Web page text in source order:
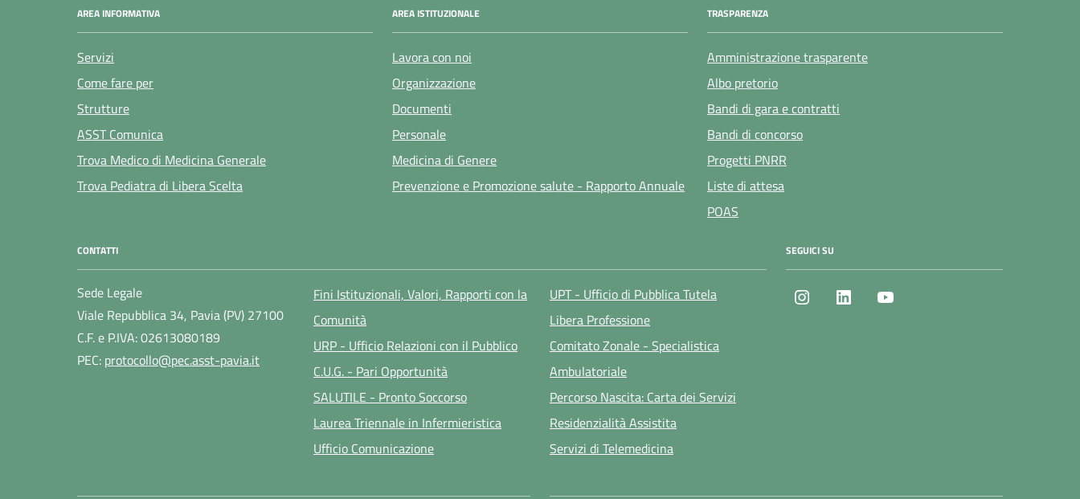
AREA INFORMATIVA
Servizi
Come fare per
Strutture
ASST Comunica
Trova Medico di Medicina Generale
Trova Pediatra di Libera Scelta
AREA ISTITUZIONALE
Lavora con noi
Organizzazione
Documenti
Personale
Medicina di Genere
Prevenzione e Promozione salute - Rapporto Annuale
TRASPARENZA
Amministrazione trasparente
Albo pretorio
Bandi di gara e contratti
Bandi di concorso
Progetti PNRR
Liste di attesa
POAS
CONTATTI
Sede Legale
Viale Repubblica 34, Pavia (PV) 27100
C.F. e P.IVA: 02613080189
PEC: protocollo@pec.asst-pavia.it
Fini Istituzionali, Valori, Rapporti con la
Comunità
URP - Ufficio Relazioni con il Pubblico
C.U.G. - Pari Opportunità
SALUTILE - Pronto Soccorso
Laurea Triennale in Infermieristica
Ufficio Comunicazione
UPT - Ufficio di Pubblica Tutela
Libera Professione
Comitato Zonale - Specialistica
Ambulatoriale
Percorso Nascita: Carta dei Servizi
Residenzialità Assistita
Servizi di Telemedicina
SEGUICI SU
Instagram LinkedIn